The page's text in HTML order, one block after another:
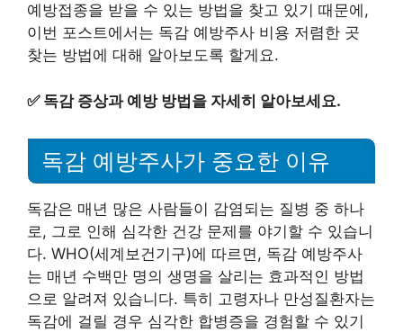
예방접종을 받을 수 있는 방법을 찾고 있기 때문에,
이번 포스트에서는 독감 예방주사 비용 저렴한 곳
찾는 방법에 대해 알아보도록 할게요.
✅ 독감 증상과 예방 방법을 자세히 알아보세요.
독감 예방주사가 중요한 이유
독감은 매년 많은 사람들이 감염되는 질병 중 하나
로, 그로 인해 심각한 건강 문제를 야기할 수 있습니
다. WHO(세계보건기구)에 따르면, 독감 예방주사
는 매년 수백만 명의 생명을 살리는 효과적인 방법
으로 알려져 있습니다. 특히 고령자나 만성질환자는
독감에 걸릴 경우 심각한 합병증을 경험할 수 있기